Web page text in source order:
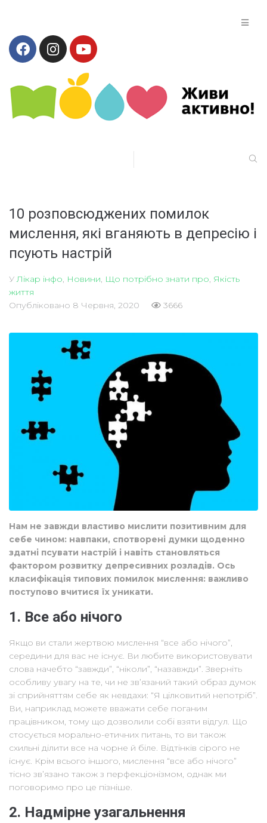
10 розповсюджених помилок
мислення, які вганяють в депресію і
псують настрій
У Лікар інфо Новини Що потрібно знати про Якість
життя
Опубліковано 8 Червня, 2020 3666
Нам не завжди властиво мислити позитивним для
себе чином: навпаки, спотворені думки щоденно
здатні псувати настрій і навіть становляться
фактором розвитку депресивних розладів. Ось
класифікація типових помилок мислення: важливо
поступово вчитися їх уникати.
1. Все або нічого
Якщо ви стали жертвою мислення “все або нічого”,
середини для вас не існує. Ви любите використовувати
слова начебто “завжди”, “ніколи”, “назавжди”. Зверніть
особливу увагу на те, чи не зв’язаний такий образ думок
зі сприйняттям себе як невдахи: “Я цілковитий непотріб”.
Ви, наприклад можете вважати себе поганим
працівником, тому що дозволили собі взяти відгул. Що
стосується морально-етичних питань, то ви також
схильні ділити все на чорне й біле. Відтінків сірого не
існує. Крім всього іншого, мислення “все або нічого”
тісно зв’язано також з перфекціонізмом, однак ми
поговоримо про це пізніше.
2. Надмірне узагальнення